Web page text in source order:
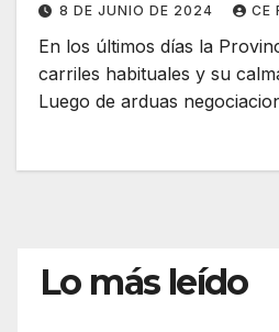
8 DE JUNIO DE 2024 CE
En los últimos días la
carriles habituales y su
Luego de arduas
Lo más leído